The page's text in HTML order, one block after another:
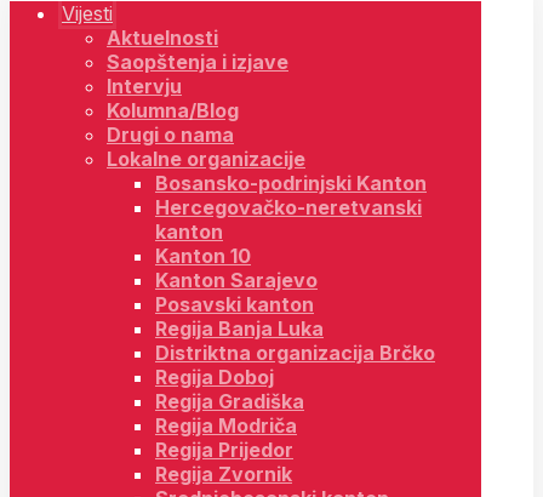
Vijesti
Aktuelnosti
Saopštenja i izjave
Intervju
Kolumna/Blog
Drugi o nama
Lokalne organizacije
Bosansko-podrinjski Kanton
Hercegovačko-neretvanski
kanton
Kanton 10
Kanton Sarajevo
Posavski kanton
Regija Banja Luka
Distriktna organizacija Brčko
Regija Doboj
Regija Gradiška
Regija Modriča
Regija Prijedor
Regija Zvornik